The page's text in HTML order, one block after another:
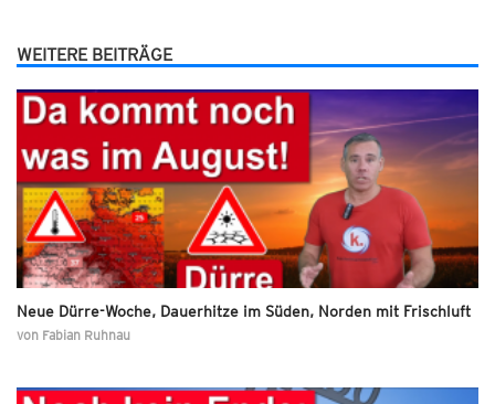
WEITERE BEITRÄGE
Neue Dürre-Woche, Dauerhitze im Süden, Norden mit Frischluft
von Fabian Ruhnau